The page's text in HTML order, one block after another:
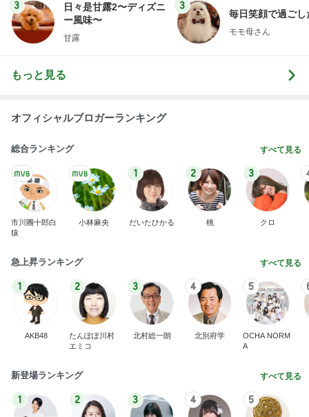
3
日々是甘露2〜ディズニ
ー風味〜
甘露
3
毎日笑顔で過ごし
モモ母さん
もっと見る
オフィシャルブロガーランキング
総合ランキング すべて見る
市川團十郎白
猿
小林麻央
1
だいたひかる
2
桃
3
クロ
急上昇ランキング すべて見る
1
AKB48
2
たんぽぽ川村
エミコ
3
北村総一朗
4
北別府学
5
OCHA NORM
A
新登場ランキング すべて見る
1 2 3 4 5